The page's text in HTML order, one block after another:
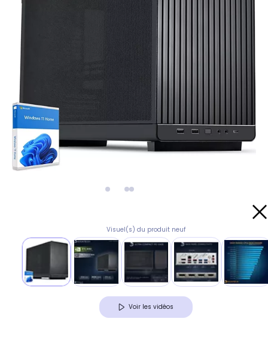
Visuel(s) du produit neuf
Voir les vidéos